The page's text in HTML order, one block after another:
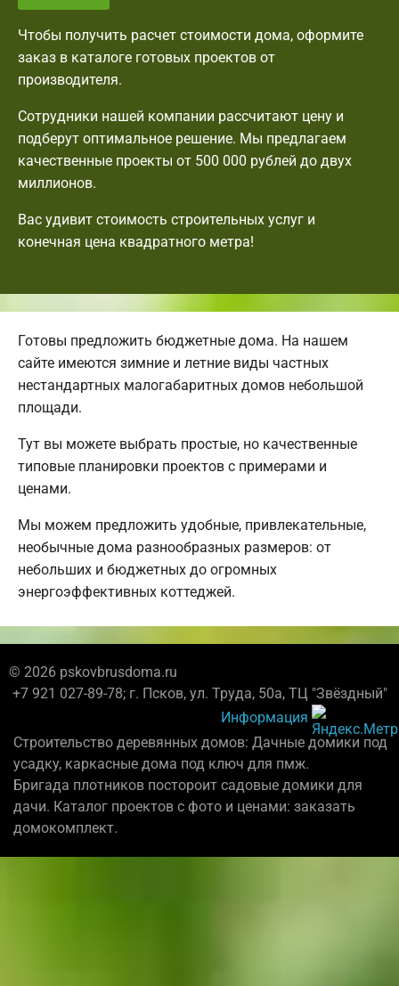
Чтобы получить расчет стоимости дома, оформите
заказ в каталоге готовых проектов от
производителя.
Сотрудники нашей компании рассчитают цену и
подберут оптимальное решение. Мы предлагаем
качественные проекты от 500 000 рублей до двух
миллионов.
Вас удивит стоимость строительных услуг и
конечная цена квадратного метра!
Готовы предложить бюджетные дома. На нашем
сайте имеются зимние и летние виды частных
нестандартных малогабаритных домов небольшой
площади.
Тут вы можете выбрать простые, но качественные
типовые планировки проектов с примерами и
ценами.
Мы можем предложить удобные, привлекательные,
необычные дома разнообразных размеров: от
небольших и бюджетных до огромных
энергоэффективных коттеджей.
© 2026 pskovbrusdoma.ru
+7 921 027-89-78; г. Псков, ул. Труда, 50а, ТЦ "Звёздный"
Информация
Строительство деревянных домов: Дачные домики под
усадку, каркасные дома под ключ для пмж.
Бригада плотников постороит садовые домики для
дачи. Каталог проектов с фото и ценами: заказать
домокомплект.